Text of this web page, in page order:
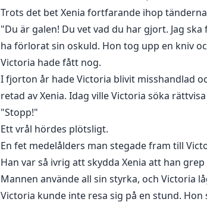
Trots det bet Xenia fortfarande ihop
"Du är galen! Du vet vad du har gjort. Jag
ha förlorat sin oskuld. Hon tog upp en kniv
Victoria hade fått nog.
I fjorton år hade Victoria blivit misshandlad
retad av Xenia. Idag ville Victoria söka
"Stopp!"
Ett vrål hördes plötsligt.
En fet medelålders man stegade fram till
Han var så ivrig att skydda Xenia att han
Mannen använde all sin styrka, och Victoria
Victoria kunde inte resa sig på en stund.